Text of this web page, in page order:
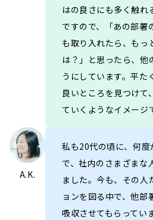
はの良さにも多く触れ
ですので、「あの部署
も取り入れたら、もっ
は？」と思ったら、他
うにしています。平た
良いところを見つけて
ていくようなイメージ
A.K.
私も20代の頃に、何
で、社内のさまざまな
ました。今も、その人
ョンを図る中で、他部
吸収させてもらってい